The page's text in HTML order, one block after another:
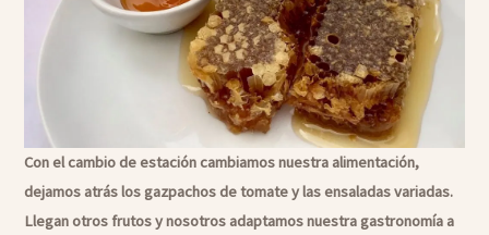
​Con el cambio de estación cambiamos nuestra alimentación,
dejamos atrás los gazpachos de tomate y las ensaladas variadas.
Llegan otros frutos y nosotros adaptamos nuestra gastronomía a